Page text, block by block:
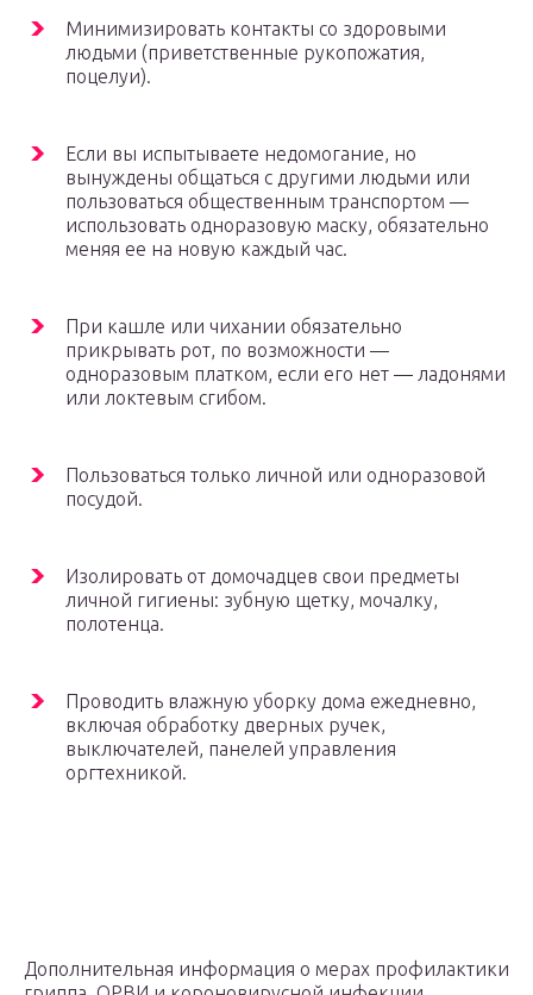
Минимизировать контакты со здоровыми
людьми (приветственные рукопожатия,
поцелуи).
Если вы испытываете недомогание, но
вынуждены общаться с другими людьми или
пользоваться общественным транспортом —
использовать одноразовую маску, обязательно
меняя ее на новую каждый час.
При кашле или чихании обязательно
прикрывать рот, по возможности —
одноразовым платком, если его нет — ладонями
или локтевым сгибом.
Пользоваться только личной или одноразовой
посудой.
Изолировать от домочадцев свои предметы
личной гигиены: зубную щетку, мочалку,
полотенца.
Проводить влажную уборку дома ежедневно,
включая обработку дверных ручек,
выключателей, панелей управления
оргтехникой.
Дополнительная информация о мерах профилактики